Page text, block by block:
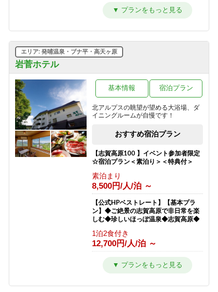
【スキー＆スノボを楽しむ 冬の基本プ
ラン★一泊二食付】GWまで滑走可
10,100円/人/泊 ～
を満喫！【一人旅】
1泊2食付き
13,400円/人/泊 ～
【朝食付プラン】23時までチェックイ
ンOK! 山里朝食と天然かけ流し温泉
【志賀高原】
朝食のみ
6,800円/人/泊 ～
【横手山スカイレーター】チケット付
きプラン★標高2307ｍから志賀高原を
一望「日本最高所の動く歩道」
1泊2食付き
12,300円/人/泊 ～
【ホタル鑑賞】日本一のゲンジボタル
の幻想的な乱舞をこの夏の思い出に！
【星空観賞】【１泊２食付き】
1泊2食付き
岩菅ホテル
エリア: 発哺温泉・ブナ平・高天ヶ原
北アルプスの眺望が望める大浴場、ダ
イニングルームが自慢です！
基本情報 宿泊プラン
おすすめ宿泊プラン
【志賀高原100 】イベント参加者限定
☆宿泊プラン＜素泊り＞＜特典付＞
素泊まり
8,500円/人/泊 ～
【公式HPベストレート】【基本プラ
ン】◆ご絶景の志賀高原で非日常を楽
しむ◆珍しいほっぽ温泉◆志賀高原◆
1泊2食付き
12,700円/人/泊 ～
【公式ベストレート】【エコプラン・
一泊二食付】アメニティ無しでお得で
テル